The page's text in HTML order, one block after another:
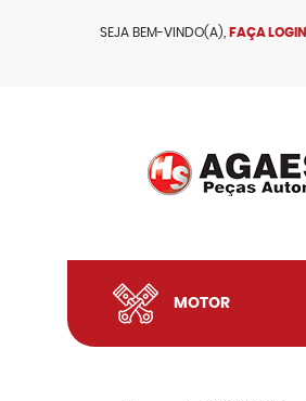
SEJA BEM-VINDO(A), FAÇA LOGIN
MOTOR